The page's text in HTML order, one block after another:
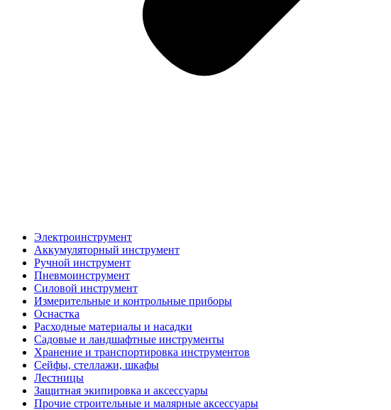
Электроинструмент
Аккумуляторный инструмент
Ручной инструмент
Пневмоинструмент
Силовой инструмент
Измерительные и контрольные приборы
Оснастка
Расходные материалы и насадки
Садовые и ландшафтные инструменты
Хранение и транспортировка инструментов
Сейфы, стеллажи, шкафы
Лестницы
Защитная экипировка и аксессуары
Прочие строительные и малярные аксессуары